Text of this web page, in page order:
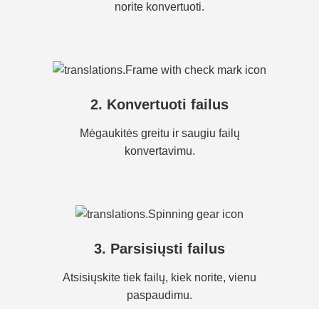
norite konvertuoti.
2. Konvertuoti failus
Mėgaukitės greitu ir saugiu failų
konvertavimu.
3. Parsisiųsti failus
Atsisiųskite tiek failų, kiek norite, vienu
paspaudimu.